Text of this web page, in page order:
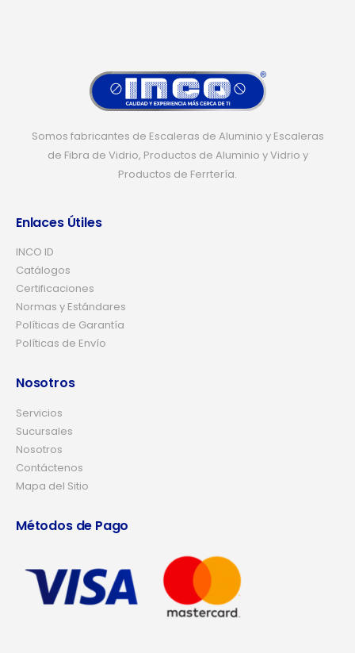
Somos fabricantes de Escaleras de Aluminio y Escaleras
de Fibra de Vidrio, Productos de Aluminio y Vidrio y
Productos de Ferrtería.
Enlaces Útiles
INCO ID
Catálogos
Certificaciones
Normas y Estándares
Políticas de Garantía
Políticas de Envío
Nosotros
Servicios
Sucursales
Nosotros
Contáctenos
Mapa del Sitio
Métodos de Pago